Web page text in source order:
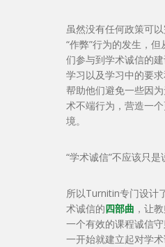
虽然没有任何政策可以
“作弊”行为的发生，但
们参与到学术诚信的
学习以及学习中的要
帮助他们避免一些因
术不端行为，营造一
境。
“学术诚信”不应该只是
所以Turnitin专门设计
术诚信的四部曲 ，让
一个有效的课程诚信
一开始就建立起对学